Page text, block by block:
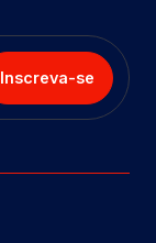
Inscreva-se